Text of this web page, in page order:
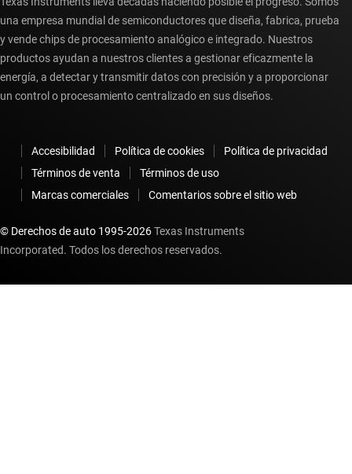
una empresa mundial de semiconductores que diseña, fabrica, prueba
y vende chips de procesamiento analógico e integrado. Nuestros
productos ayudan a nuestros clientes a gestionar eficazmente la
energía, a detectar y transmitir datos con precisión y a proporcionar
un control o procesamiento centralizado en sus diseños.
Accesibilidad Política de cookies
Política de privacidad
Términos de venta
Términos de uso
Marcas comerciales
Comentarios sobre el sitio web
© Derechos de auto 1995-2026Texas Instruments
Incorporated. Todos los derechos reservados.